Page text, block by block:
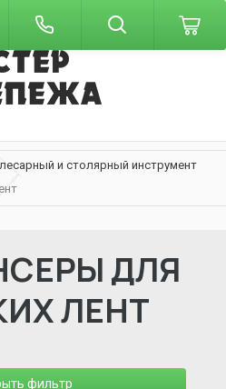
и столярный инструмент
ДЛЯ
ЛЕНТ
фильтр